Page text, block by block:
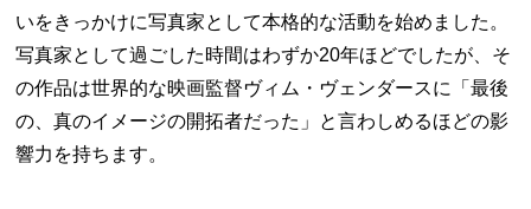
いをきっかけに写真家として本格的な活動を始めました。
写真家として過ごした時間はわずか20年ほどでしたが、そ
の作品は世界的な映画監督ヴィム・ヴェンダースに「最後
の、真のイメージの開拓者だった」と言わしめるほどの影
響力を持ちます。